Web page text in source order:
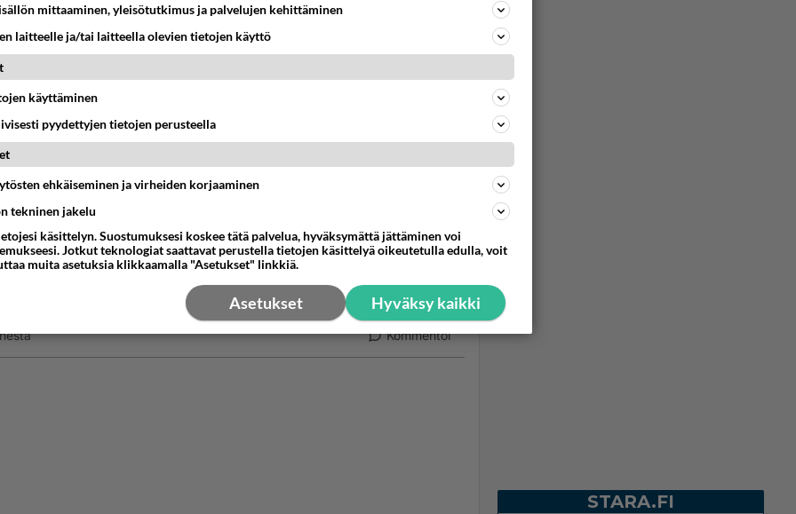
kirkossa on vihitty kaikki riippumatta siitä miten Jumala mitäkin
02-28 12:05:10
tekee aina Jumalaa vastaan, kun papit vihkivät kirkossa ihmisiä avoliittoon.
kirkossa on vihitty kaikki riippumatta siitä miten Jumala mitäkin
uskot Jumalaan.
Kommentoi
STARA.FI
mittaaminen, yleisötutkimus ja palvelujen kehittäminen
laitteelle ja/tai laitteella olevien tietojen käyttö
käyttäminen
pyydettyjen tietojen perusteella
ehkäiseminen ja virheiden korjaaminen
tekninen jakelu
käsittelyn. Suostumuksesi koskee tätä palvelua, hyväksymättä jättäminen voi
Jotkut teknologiat saattavat perustella tietojen käsittelyä oikeutetulla edulla, voit
muita asetuksia klikkaamalla "Asetukset" linkkiä.
Hyväksy kaikki
Asetukset